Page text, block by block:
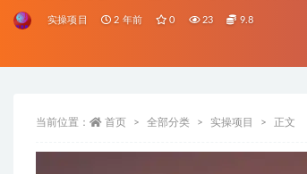
实操项目 2 年前 0 23 9.8
当前位置： 首页 全部分类 实操项目 正文